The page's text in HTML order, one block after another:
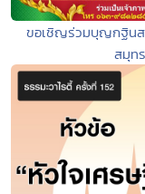
ขอเชิญร่วมบุญกฐินส
สมุท